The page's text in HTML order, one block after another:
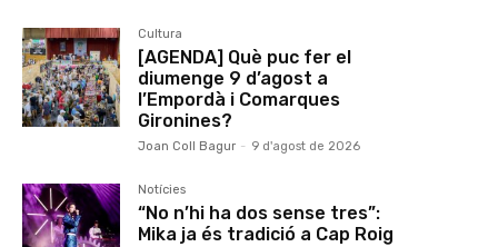
Cultura
[AGENDA] Què puc fer el
diumenge 9 d’agost a
l’Empordà i Comarques
Gironines?
Joan Coll Bagur - 9 d'agost de 2026
Notícies
“No n’hi ha dos sense tres”:
Mika ja és tradició a Cap Roig